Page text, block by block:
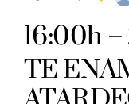
16:00h
TE